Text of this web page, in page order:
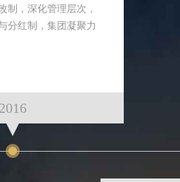
2016
制，深化管理层次，
分红制，集团凝聚力